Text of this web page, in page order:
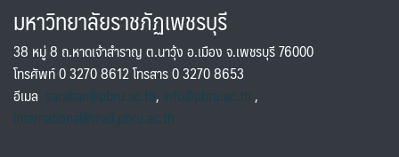
มหาวิทยาลัยราชภัฏเพชรบุรี
38 หมู่ 8 ถ.หาดเจ้าสำราญ ต.นาวุ้ง อ.เมือง จ.เพชรบุรี 76000
โทรศัพท์ 0 3270 8612 โทรสาร 0 3270 8653
อีเมล saraban@pbru.ac.th, info@pbru.ac.th,
international@mail.pbru.ac.th